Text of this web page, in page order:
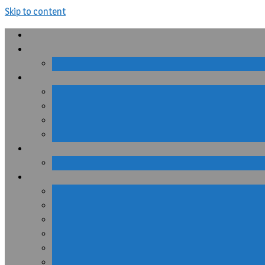
Skip to content